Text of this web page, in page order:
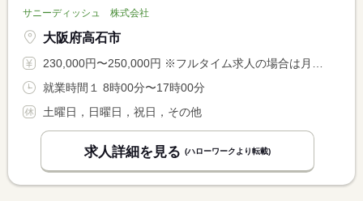
サニーディッシュ 株式会社
大阪府高石市
230,000円〜250,000円 ※フルタイム求人の場合は月額（換算額）、パート求人の場合は時間額を表示しています。
就業時間１ 8時00分〜17時00分
土曜日，日曜日，祝日，その他
求人詳細を見る (ハローワークより転載)